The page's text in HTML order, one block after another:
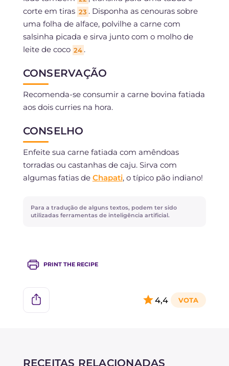
corte em tiras 23 . Disponha as cenouras sobre
uma folha de alface, polvilhe a carne com
salsinha picada e sirva junto com o molho de
leite de coco 24 .
CONSERVAÇÃO
Recomenda-se consumir a carne bovina fatiada
aos dois curries na hora.
CONSELHO
Enfeite sua carne fatiada com amêndoas
torradas ou castanhas de caju. Sirva com
algumas fatias de Chapati, o típico pão indiano!
Para a tradução de alguns textos, podem ter sido
utilizadas ferramentas de inteligência artificial.
PRINT THE RECIPE
4,4
RECEITAS RELACIONADAS